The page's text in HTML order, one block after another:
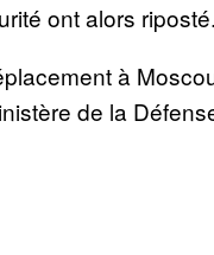
ont alors riposté.
à
de la